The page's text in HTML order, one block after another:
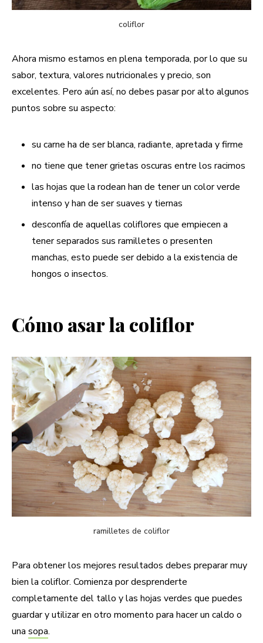
coliflor
Ahora mismo estamos en plena temporada, por lo que su
sabor, textura, valores nutricionales y precio, son
excelentes. Pero aún así, no debes pasar por alto algunos
puntos sobre su aspecto:
su carne ha de ser blanca, radiante, apretada y firme
no tiene que tener grietas oscuras entre los racimos
las hojas que la rodean han de tener un color verde
intenso y han de ser suaves y tiernas
desconfía de aquellas coliflores que empiecen a
tener separados sus ramilletes o presenten
manchas, esto puede ser debido a la existencia de
hongos o insectos.
Cómo asar la coliflor
ramilletes de coliflor
Para obtener los mejores resultados debes preparar muy
bien la coliflor. Comienza por desprenderte
completamente del tallo y las hojas verdes que puedes
guardar y utilizar en otro momento para hacer un caldo o
una sopa.